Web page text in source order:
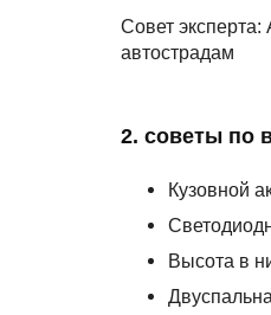
Совет
автострадам
2. советы по
Кузовной
Высота в